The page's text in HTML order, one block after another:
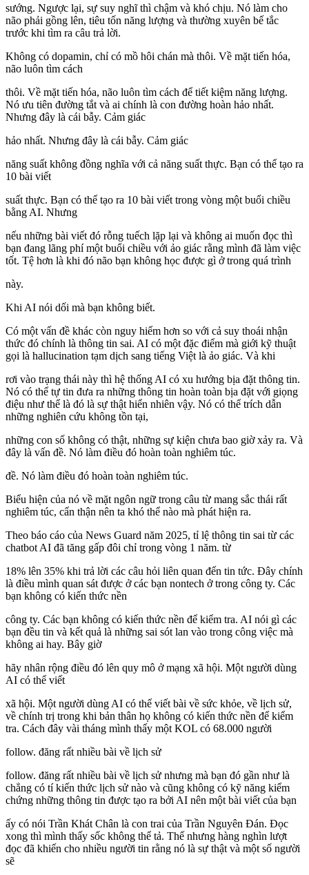
sướng. Ngược lại, sự suy nghĩ thì chậm và khó chịu. Nó làm cho
não phải gồng lên, tiêu tốn năng lượng và thường xuyên bế tắc
trước khi tìm ra câu trả lời.
Không có dopamin, chỉ có mồ hôi chán mà thôi. Về mặt tiến hóa,
não luôn tìm cách
thôi. Về mặt tiến hóa, não luôn tìm cách để tiết kiệm năng lượng.
Nó ưu tiên đường tắt và ai chính là con đường hoàn hảo nhất.
Nhưng đây là cái bẫy. Cảm giác
hảo nhất. Nhưng đây là cái bẫy. Cảm giác
năng suất không đồng nghĩa với cả năng suất thực. Bạn có thể tạo ra
10 bài viết
suất thực. Bạn có thể tạo ra 10 bài viết trong vòng một buổi chiều
bằng AI. Nhưng
nếu những bài viết đó rỗng tuếch lặp lại và không ai muốn đọc thì
bạn đang lãng phí một buổi chiều với ảo giác rằng mình đã làm việc
tốt. Tệ hơn là khi đó não bạn không học được gì ở trong quá trình
này.
Khi AI nói dối mà bạn không biết.
Có một vấn đề khác còn nguy hiểm hơn so với cả suy thoái nhận
thức đó chính là thông tin sai. AI có một đặc điểm mà giới kỹ thuật
gọi là hallucination tạm dịch sang tiếng Việt là ảo giác. Và khi
rơi vào trạng thái này thì hệ thống AI có xu hướng bịa đặt thông tin.
Nó có thể tự tin đưa ra những thông tin hoàn toàn bịa đặt với giọng
điệu như thể là đó là sự thật hiển nhiên vậy. Nó có thể trích dẫn
những nghiên cứu không tồn tại,
những con số không có thật, những sự kiện chưa bao giờ xảy ra. Và
đây là vấn đề. Nó làm điều đó hoàn toàn nghiêm túc.
đề. Nó làm điều đó hoàn toàn nghiêm túc.
Biểu hiện của nó về mặt ngôn ngữ trong câu từ mang sắc thái rất
nghiêm túc, cẩn thận nên ta khó thể nào mà phát hiện ra.
Theo báo cáo của News Guard năm 2025, tỉ lệ thông tin sai từ các
chatbot AI đã tăng gấp đôi chỉ trong vòng 1 năm. từ
18% lên 35% khi trả lời các câu hỏi liên quan đến tin tức. Đây chính
là điều mình quan sát được ở các bạn nontech ở trong công ty. Các
bạn không có kiến thức nền
công ty. Các bạn không có kiến thức nền để kiểm tra. AI nói gì các
bạn đều tin và kết quả là những sai sót lan vào trong công việc mà
không ai hay. Bây giờ
hãy nhân rộng điều đó lên quy mô ở mạng xã hội. Một người dùng
AI có thể viết
xã hội. Một người dùng AI có thể viết bài về sức khỏe, về lịch sử,
về chính trị trong khi bản thân họ không có kiến thức nền để kiểm
tra. Cách đây vài tháng mình thấy một KOL có 68.000 người
follow. đăng rất nhiều bài về lịch sử
follow. đăng rất nhiều bài về lịch sử nhưng mà bạn đó gần như là
chẳng có tí kiến thức lịch sử nào và cũng không có kỹ năng kiểm
chứng những thông tin được tạo ra bởi AI nên một bài viết của bạn
ấy có nói Trần Khát Chân là con trai của Trần Nguyên Đán. Đọc
xong thì mình thấy sốc không thể tả. Thế nhưng hàng nghìn lượt
đọc đã khiến cho nhiều người tin rằng nó là sự thật và một số người
sẽ